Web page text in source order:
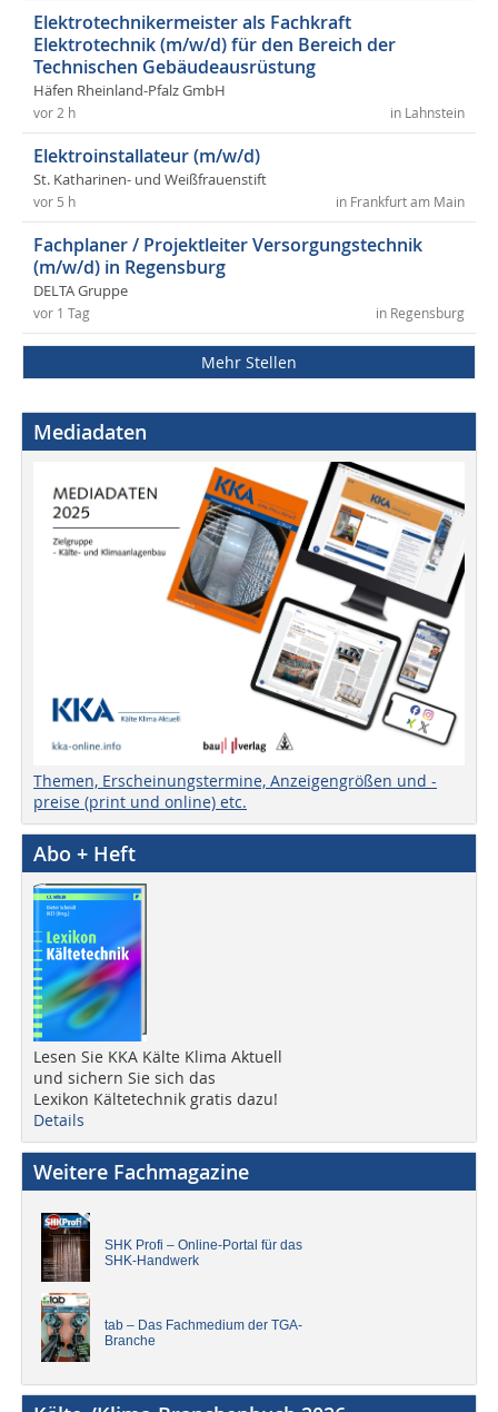
Elektrotechnikermeister als Fachkraft
Elektrotechnik (m/w/d) für den Bereich der
Technischen Gebäudeausrüstung
Häfen Rheinland-Pfalz GmbH
in Lahnstein
vor 2 h
Elektroinstallateur (m/w/d)
St. Katharinen- und Weißfrauenstift
in Frankfurt am Main
vor 5 h
Fachplaner / Projektleiter Versorgungstechnik
(m/w/d) in Regensburg
DELTA Gruppe
in Regensburg
vor 1 Tag
Mehr Stellen
Mediadaten
Themen, Erscheinungstermine, Anzeigengrößen und -
preise (print und online) etc.
Abo + Heft
Lesen Sie KKA Kälte Klima Aktuell
und sichern Sie sich das
Lexikon Kältetechnik gratis dazu!
Details
Weitere Fachmagazine
SHK Profi – Online-Portal für das
SHK-Handwerk
tab – Das Fachmedium der TGA-
Branche